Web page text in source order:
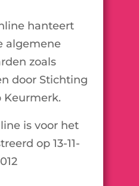
hanteert
algemene
zoals
door Stichting
Keurmerk.
is voor het
op 13-11-